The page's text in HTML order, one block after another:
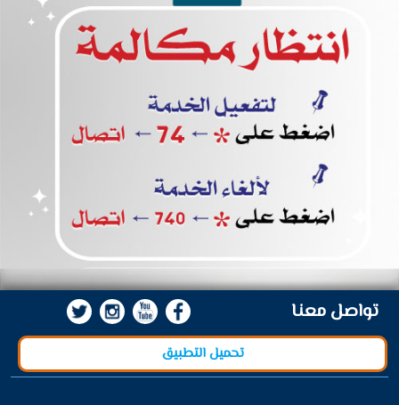
تواصل معنا
تحميل التطبيق